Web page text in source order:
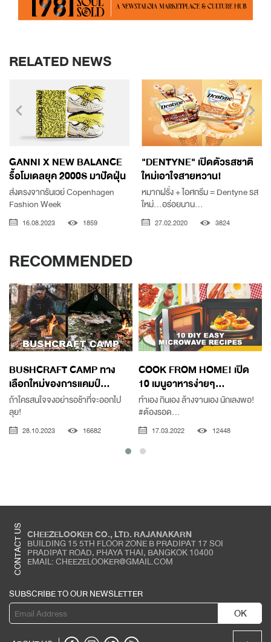
RELATED NEWS
GANNI X NEW BALANCE
รื้อโมเดลยุค 2000S มาปัดฝุ่น
ส่งตรงจากรันเวย์ Copenhagen
Fashion Week
16.08.2023 1859
"DENTYNE" เปิดตัวรสชาติ
ใหม่เอาใจสายหวาน!
หมากฝรั่ง + ไอศกรีม = Dentyne รส
ใหม่...อร่อยนาน...
27.02.2020 3824
RECOMMENDED
BUSHCRAFT CAMP ทาง
เลือกใหม่ของการแคมป์...
ถ้าใครสนใจจงอย่ารอช้าที่จะออกไป
ลุย!
28.10.2023 16682
COOK FROM HOME! เปิด
10 เมนูอาหารง่ายๆ...
ทำเอง กินเอง ล้างจานเอง นักเลงพอ!
#ต้องรอด...
17.03.2022 12448
CONTACT US CHEEZELOOKER CO., LTD. RAJANAKARN
BUILDING 15 5TH FLOOR ZONE B PRADIPAT 17 SOI
PRADIPAT ROAD, PHAYA THAI, BANGKOK 10400
EMAIL: CHEEZELOOKER@GMAIL.COM
SUBSCRIBE TO OUR NEWSLETTER
OK